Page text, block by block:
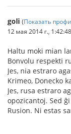
goli (Показать
12 мая 2014 г., 1:42:48
Haltu moki mian
Bonvolu respekti
Jes, nia estraro
Krimeo, Donecko
Jes, rusa estraro
opozicantoj. Sed
Rusion. Ni estas